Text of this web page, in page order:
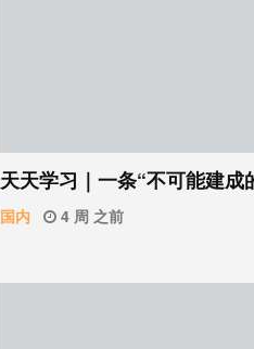
天天学习｜一条“不可能建成
国内 4 周 之前